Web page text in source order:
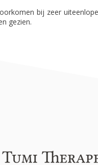
bij zeer
gezien.